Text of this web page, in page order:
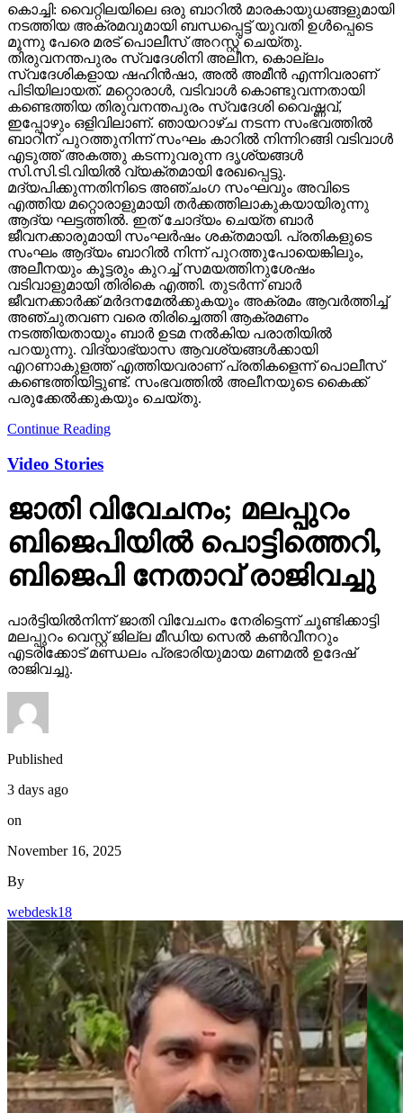
കൊച്ചി: വൈറ്റിലയിലെ ഒരു ബാറില്‍ മാരകായുധങ്ങളുമായി
നടത്തിയ അക്രമവുമായി ബന്ധപ്പെട്ട് യുവതി ഉള്‍പ്പെടെ
മൂന്നു പേരെ മരട് പൊലീസ് അറസ്റ്റ് ചെയ്തു.
തിരുവനന്തപുരം സ്വദേശിനി അലീന, കൊല്ലം
സ്വദേശികളായ ഷഹിന്‍ഷാ, അല്‍ അമീന്‍ എന്നിവരാണ്
പിടിയിലായത്. മറ്റൊരാള്‍, വടിവാള്‍ കൊണ്ടുവന്നതായി
കണ്ടെത്തിയ തിരുവനന്തപുരം സ്വദേശി വൈഷ്ണവ്,
ഇപ്പോഴും ഒളിവിലാണ്. ഞായറാഴ്ച നടന്ന സംഭവത്തില്‍
ബാറിന് പുറത്തുനിന്ന് സംഘം കാറില്‍ നിന്നിറങ്ങി വടിവാള്‍
എടുത്ത് അകത്തു കടന്നുവരുന്ന ദൃശ്യങ്ങള്‍
സി.സി.ടി.വിയില്‍ വ്യക്തമായി രേഖപ്പെട്ടു.
മദ്യപിക്കുന്നതിനിടെ അഞ്ചംഗ സംഘവും അവിടെ
എത്തിയ മറ്റൊരാളുമായി തര്‍ക്കത്തിലാകുകയായിരുന്നു
ആദ്യ ഘട്ടത്തില്‍. ഇത് ചോദ്യം ചെയ്ത ബാര്‍
ജീവനക്കാരുമായി സംഘര്‍ഷം ശക്തമായി. പ്രതികളുടെ
സംഘം ആദ്യം ബാറില്‍ നിന്ന് പുറത്തുപോയെങ്കിലും,
അലീനയും കൂട്ടരും കുറച്ച് സമയത്തിനുശേഷം
വടിവാളുമായി തിരികെ എത്തി. തുടര്‍ന്ന് ബാര്‍
ജീവനക്കാര്‍ക്ക് മര്‍ദനമേല്‍ക്കുകയും അക്രമം ആവര്‍ത്തിച്ച്
അഞ്ചുതവണ വരെ തിരിച്ചെത്തി ആക്രമണം
നടത്തിയതായും ബാര്‍ ഉടമ നല്‍കിയ പരാതിയില്‍
പറയുന്നു. വിദ്യാഭ്യാസ ആവശ്യങ്ങള്‍ക്കായി
എറണാകുളത്ത് എത്തിയവരാണ് പ്രതികളെന്ന് പൊലീസ്
കണ്ടെത്തിയിട്ടുണ്ട്. സംഭവത്തില്‍ അലീനയുടെ കൈക്ക്
പരുക്കേല്‍ക്കുകയും ചെയ്തു.
Continue Reading
Video Stories
ജാതി വിവേചനം; മലപ്പുറം
ബിജെപിയില്‍ പൊട്ടിത്തെറി,
ബിജെപി നേതാവ് രാജിവച്ചു
പാര്‍ട്ടിയില്‍നിന്ന് ജാതി വിവേചനം നേരിട്ടെന്ന് ചൂണ്ടിക്കാട്ടി
മലപ്പുറം വെസ്റ്റ് ജില്ല മീഡിയ സെല്‍ കണ്‍വീനറും
എടരിക്കോട് മണ്ഡലം പ്രഭാരിയുമായ മണമല്‍ ഉദേഷ്
രാജിവച്ചു.
Published
3 days ago
on
November 16, 2025
By
webdesk18